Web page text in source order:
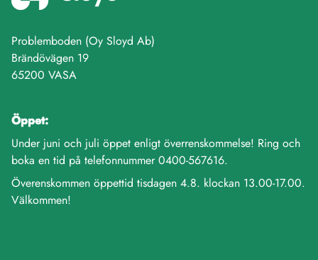
Problemboden (Oy Sloyd Ab)
Brändövägen 19
65200 VASA
Öppet:
Under juni och juli öppet enligt överrenskommelse! Ring och
boka en tid på telefonnummer 0400-567616.
Överenskommen öppettid tisdagen 4.8. klockan 13.00-17.00.
Välkommen!